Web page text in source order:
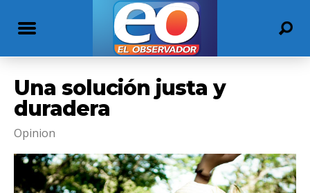
Una solución justa y
duradera
Opinion